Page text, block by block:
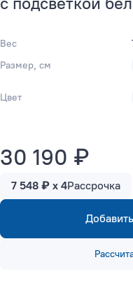
Вес
Размер, см
Цвет
30 190 ₽
7 548 ₽ x 4Рассрочка